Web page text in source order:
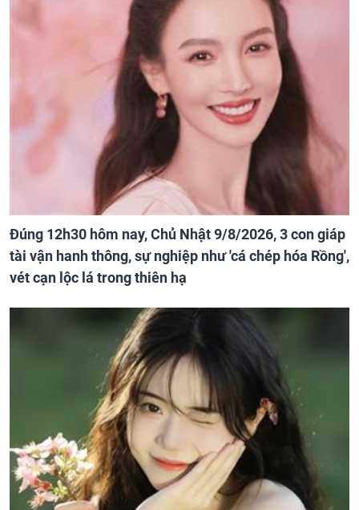
Đúng 12h30 hôm nay, Chủ Nhật 9/8/2026, 3 con giáp
tài vận hanh thông, sự nghiệp như 'cá chép hóa Rồng',
vét cạn lộc lá trong thiên hạ